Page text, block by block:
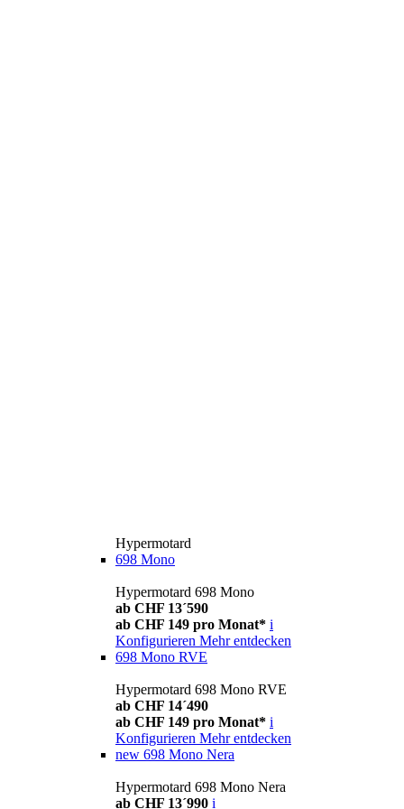
Hypermotard
698 Mono
Hypermotard 698 Mono
ab CHF 13´590
ab CHF 149 pro Monat* i
Konfigurieren Mehr entdecken
698 Mono RVE
Hypermotard 698 Mono RVE
ab CHF 14´490
ab CHF 149 pro Monat* i
Konfigurieren Mehr entdecken
new 698 Mono Nera
Hypermotard 698 Mono Nera
ab CHF 13´990 i